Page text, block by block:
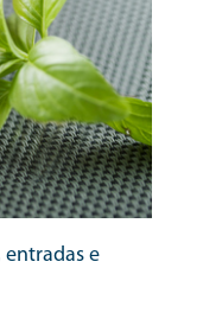
entradas e